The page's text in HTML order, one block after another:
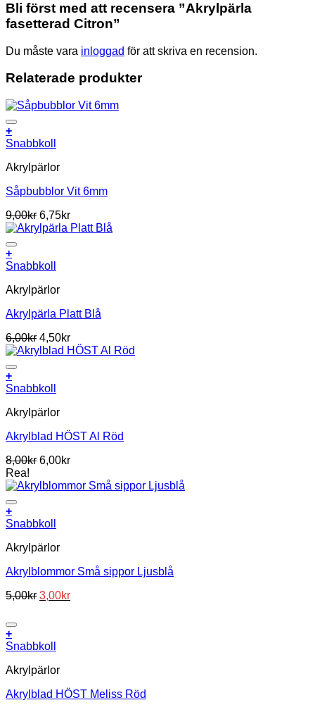
Bli först med att recensera ”Akrylpärla
fasetterad Citron”
Du måste vara inloggad för att skriva en recension.
Relaterade produkter
+
Snabbkoll
Akrylpärlor
Såpbubblor Vit 6mm
9,00kr 6,75kr
+
Snabbkoll
Akrylpärlor
Akrylpärla Platt Blå
6,00kr 4,50kr
+
Snabbkoll
Akrylpärlor
Akrylblad HÖST Al Röd
8,00kr 6,00kr
Rea!
+
Snabbkoll
Akrylpärlor
Akrylblommor Små sippor Ljusblå
5,00kr Det
5,00kr.
3,00krDet
+
Snabbkoll
Akrylpärlor
Akrylblad HÖST Meliss Röd